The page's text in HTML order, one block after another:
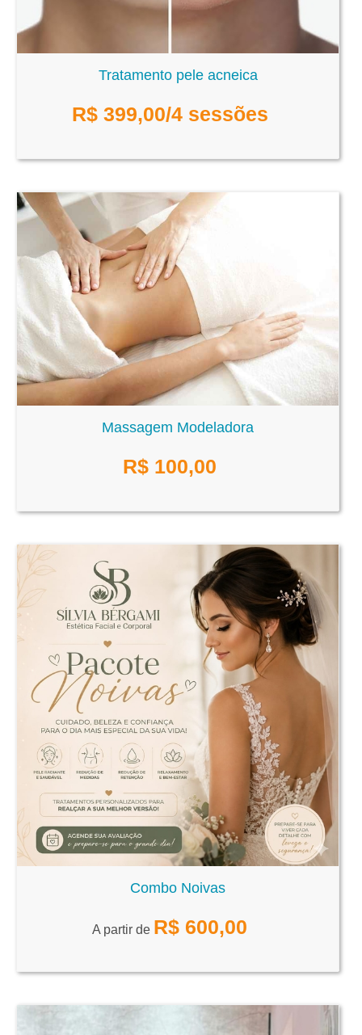
Tratamento pele acneica
R$ 399,00/4 sessões
Massagem Modeladora
R$ 100,00
Combo Noivas
A partir de R$ 600,00